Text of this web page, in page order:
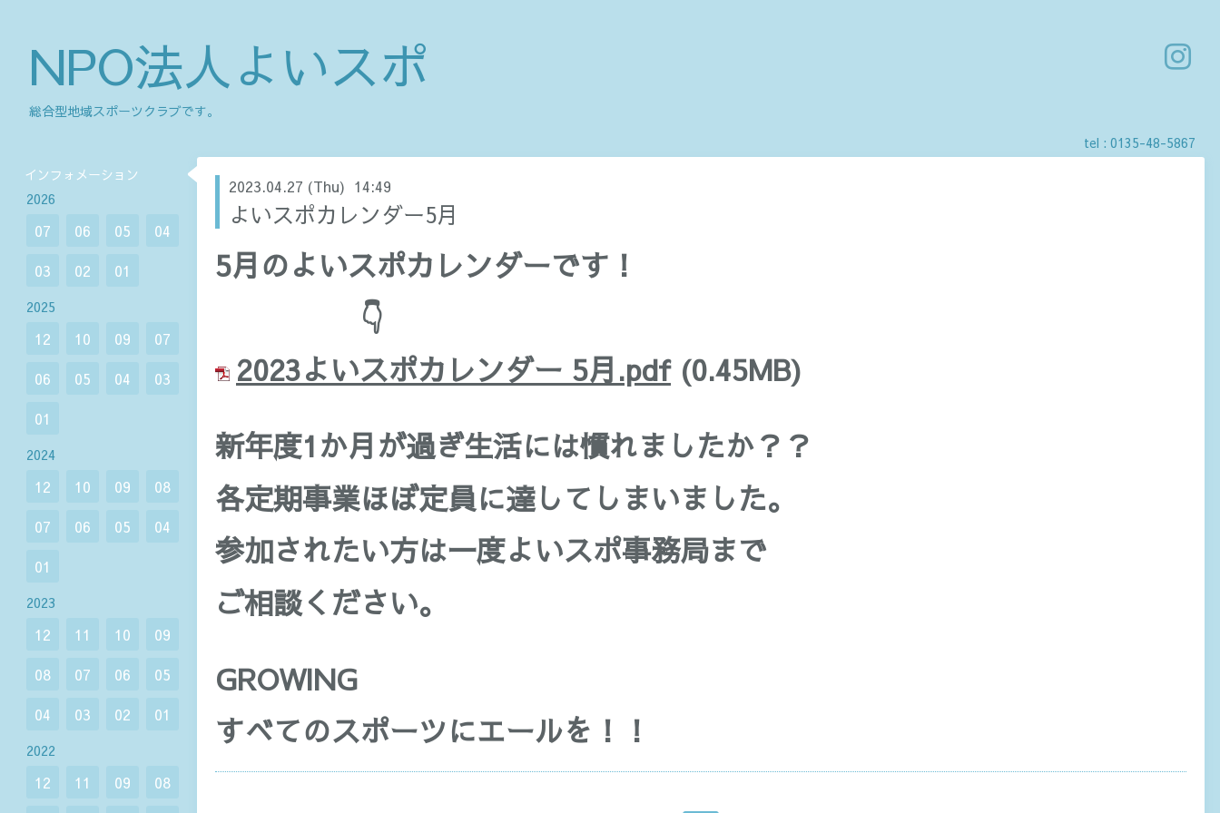
NPO法人よいスポ
総合型地域スポーツクラブです。
tel : 0135-48-5867
2023.04.27 (Thu) 14:49
よいスポカレンダー5月
5月のよいスポカレンダーです！
👇
2023よいスポカレンダー 5月.pdf(0.45MB)
新年度1か月が過ぎ生活には慣れましたか？？
各定期事業ほぼ定員に達してしまいました。
参加されたい方は一度よいスポ事務局まで
ご相談ください。
GROWING
すべてのスポーツにエールを！！
インフォメーション
2026
07 06 05
04
03
02 01
2025
12 10 09
07
06
05 04
03
01
2024
12 10 09
08
07
06 05
04
01
2023
12 11 10
09
08
07 06
05
04
03 02 01
2022
12 11 09
08